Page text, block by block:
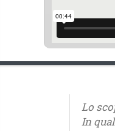
Lo
In